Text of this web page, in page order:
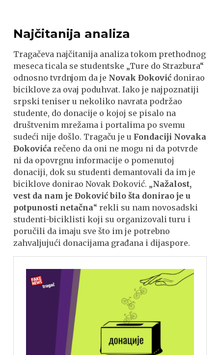
Najčitanija analiza
Tragačeva najčitanija analiza tokom prethodnog
meseca ticala se studentske „Ture do Strazbura“
odnosno tvrdnjom da je Novak Đoković donirao
biciklove za ovaj poduhvat. Iako je najpoznatiji
srpski teniser u nekoliko navrata podržao
studente, do donacije o kojoj se pisalo na
društvenim mrežama i portalima po svemu
sudeći nije došlo. Tragaču je u Fondaciji Novaka
Đokovića rečeno da oni ne mogu ni da potvrde
ni da opovrgnu informacije o pomenutoj
donaciji, dok su studenti demantovali da im je
biciklove donirao Novak Đoković. „Nažalost,
vest da nam je Đoković bilo šta donirao je u
potpunosti netačna“ rekli su nam novosadski
studenti-biciklisti koji su organizovali turu i
poručili da imaju sve što im je potrebno
zahvaljujući donacijama građana i dijaspore.